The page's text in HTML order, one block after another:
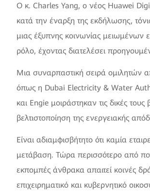
Ο κ. Charles Yang, ο νέος Huawei
κατά την έναρξη της εκδήλωσης,
μιας έξυπνης κοινωνίας
ρόλο, έχοντας διατελέσει
Μια συναρπαστική σειρά ομιλητών
όπως η Dubai Electricity & Water
και Engie μοιράστηκαν τις δικές
βελτιστοποίηση της ενεργειακής
Είναι αδιαμφισβήτητο ότι καμία
μετάβαση. Τώρα περισσότερο από
εκπομπές άνθρακα απαιτεί κοινές
επιχειρηματικό και κυβερνητικό